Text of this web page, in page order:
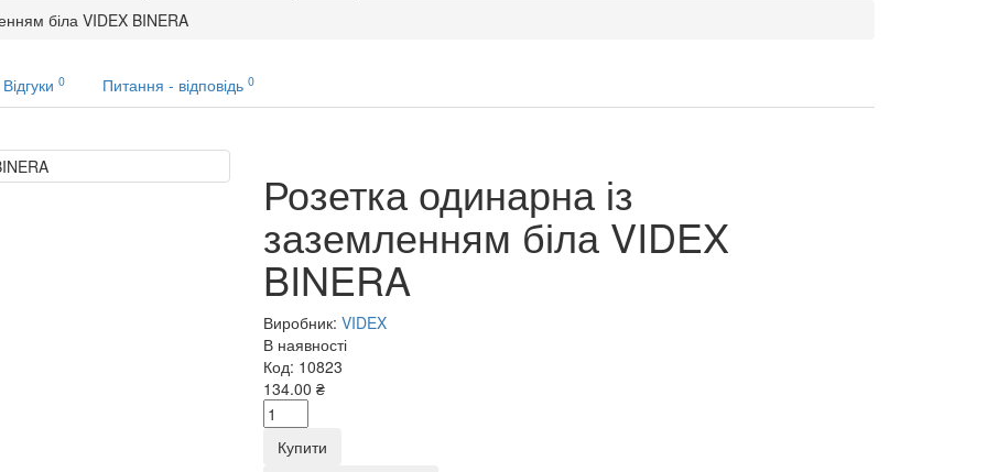
біла VIDEX BINERA
Відгуки 0 Питання - відповідь 0
Розетка одинарна із
заземленням біла VIDEX
BINERA
Виробник: VIDEX
В наявності
Код: 10823
134.00 ₴
Купити